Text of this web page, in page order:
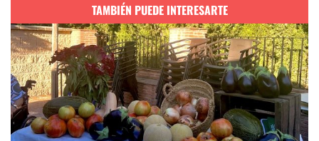
TAMBIÉN PUEDE INTERESARTE